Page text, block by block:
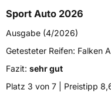
VerstärktXL
Felgenschutz
Sport Auto 2026
Ausgabe (4/2026)
Getesteter Reifen: Falken
Fazit: sehr gut
Platz 3 von 7 | Preistipp